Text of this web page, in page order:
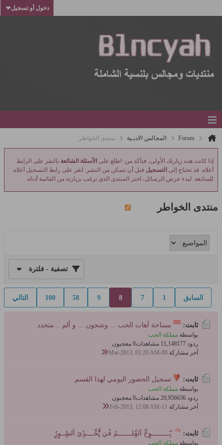
دخول أو تسجيل
Forum المجالس الادبـية منتدى الخواطر
إذا كانت هذه زيارتك الأولى، فتأكد من: اطلع على الأسئلة الشائعة بالنقر على الرابط
أعلاه. قد تحتاج إلى التسجيل قبل أن تتمكن من النشر: انقر على رابط التسجيل أعلاه
للمتابعة. لبدء عرض الرسائل، اختر المنتدى الذي ترغب بزيارته من القائمة أدناه.
منتدى الخواطر
تصفية - فلترة
السابق 1
7
8
9
58
100 التالي
ثابت: مساحة آهات الحب ... وشجون ... و ألم ...متجدد
بواسطة مملكة الحب
ردود 177
11,148 مشاهدات
0 معجبون
آخر مشاركة 09-Mar-2013, 01:26 AM
ثابت: تسجيل الحضور اليومي لهذا القسم.
بواسطة مملكة الحب
ردود 636
20,956 مشاهدات
0 معجبون
آخر مشاركة 11-Feb-2013, 12:08 AM
ثابت: بٌَِـــــــــوٍحٍّ آلقٌٍلـــــــمً فْيَ تُِِّْحٍّــــدًٍيَ آلصٍْــوٍرٌٍ .
بواسطة مملكة الحب